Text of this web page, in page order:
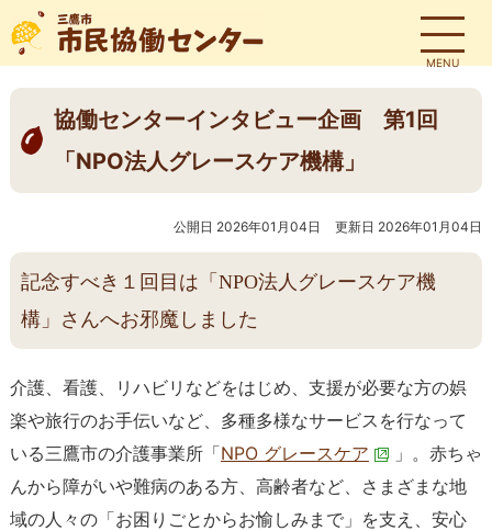
MENU
協働センターインタビュー企画 第1回
「NPO法人グレースケア機構」
公開日 2026年01月04日 更新日 2026年01月04日
記念すべき１回目は「NPO法人グレースケア機
構」さんへお邪魔しました
介護、看護、リハビリなどをはじめ、支援が必要な方の娯
楽や旅行のお手伝いなど、多種多様なサービスを行なって
いる三鷹市の介護事業所「NPO グレースケア
」。赤ちゃ
んから障がいや難病のある方、高齢者など、さまざまな地
域の人々の「お困りごとからお愉しみまで」を支え、安心